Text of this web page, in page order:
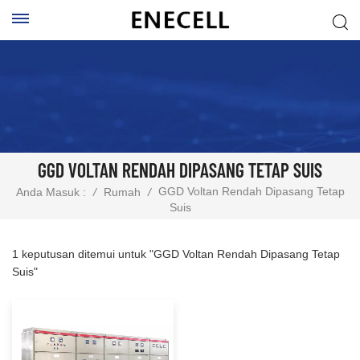
GGD VOLTAN RENDAH DIPASANG TETAP SUIS
Anda Masuk : / Rumah / GGD Voltan Rendah Dipasang Tetap
Suis
1 keputusan ditemui untuk "GGD Voltan Rendah Dipasang Tetap
Suis"